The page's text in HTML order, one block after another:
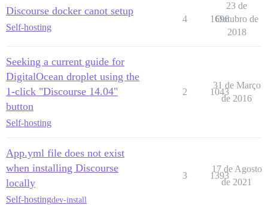
Discourse docker canot setup
Self-hosting
4 1696
23 de
Outubro de
2018
Seeking a current guide for
DigitalOcean droplet using the
1-click "Discourse 14.04"
button
Self-hosting
2 1043
31 de Março
de 2016
App.yml file does not exist
when installing Discourse
locally
Self-hostingdev-install
3 1393
17 de Agosto
de 2021